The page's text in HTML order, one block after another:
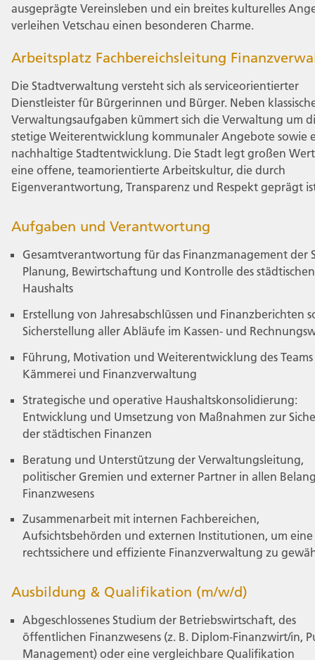
ausgeprägte Vereinsleben und ein breites kulturelles
verleihen Vetschau einen besonderen Charme.
Arbeitsplatz Fachbereichsleitung
Die Stadtverwaltung versteht sich als serviceorientierter
Dienstleister für Bürgerinnen und Bürger. Neben
Verwaltungsaufgaben kümmert sich die Verwaltung um
stetige Weiterentwicklung kommunaler Angebote sowie
nachhaltige Stadtentwicklung. Die Stadt legt großen
eine offene, teamorientierte Arbeitskultur, die durch
Eigenverantwortung, Transparenz und Respekt geprägt
Aufgaben und Verantwortung
Gesamtverantwortung für das Finanzmanagement der
Planung, Bewirtschaftung und Kontrolle des städtischen
Haushalts
Erstellung von Jahresabschlüssen und Finanzberichten
Sicherstellung aller Abläufe im Kassen- und
Führung, Motivation und Weiterentwicklung des
Kämmerei und Finanzverwaltung
Strategische und operative Haushaltskonsolidierung:
Entwicklung und Umsetzung von Maßnahmen zur
der städtischen Finanzen
Beratung und Unterstützung der Verwaltungsleitung,
politischer Gremien und externer Partner in allen
Finanzwesens
Zusammenarbeit mit internen Fachbereichen,
Aufsichtsbehörden und externen Institutionen, um eine
rechtssichere und effiziente Finanzverwaltung zu
Ausbildung & Qualifikation (m/w/d)
Abgeschlossenes Studium der Betriebswirtschaft, des
öffentlichen Finanzwesens (z. B. Diplom-Finanzwirt/in,
Management) oder eine vergleichbare Qualifikation